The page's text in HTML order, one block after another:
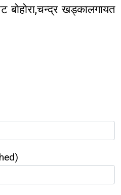
बोहोरा,चन्द्र खड्कालगायत